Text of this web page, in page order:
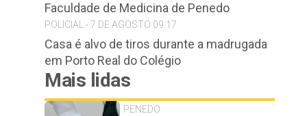
Faculdade de Medicina de Penedo
POLICIAL - 7 DE AGOSTO 09:17
Casa é alvo de tiros durante a madrugada
em Porto Real do Colégio
Mais lidas
PENEDO